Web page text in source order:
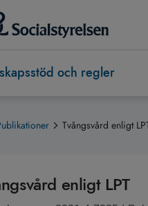
och regler
Tvångsvård enligt
enligt LPT